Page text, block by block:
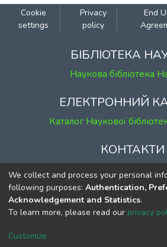
Cookie
settings
Privacy
policy
End
БІБЛІОТЕКА
Наукова бібліотека
ЕЛЕКТРОННИЙ
Каталог Наукової
КОНТАКТИ
м. Київ, вул. Григорія
к. 1, к. 120
тел. (044) 463-69-
We collect and process your personal
following purposes: Authentication,
Acknowledgement and Statistics.
To learn more, please read our privacy
Customize